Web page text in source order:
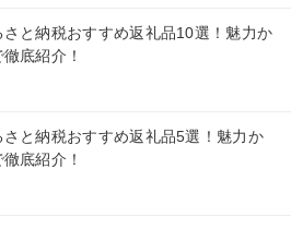
と納税おすすめ返礼品10選！魅力か
底紹介！
と納税おすすめ返礼品5選！魅力か
底紹介！